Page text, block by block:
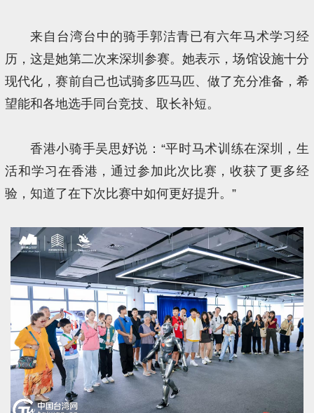
来自台湾台中的骑手郭洁青已有六年马术学习经
历，这是她第二次来深圳参赛。她表示，场馆设施十分
现代化，赛前自己也试骑多匹马匹、做了充分准备，希
望能和各地选手同台竞技、取长补短。
香港小骑手吴思妤说：“平时马术训练在深圳，生
活和学习在香港，通过参加此次比赛，收获了更多经
验，知道了在下次比赛中如何更好提升。”